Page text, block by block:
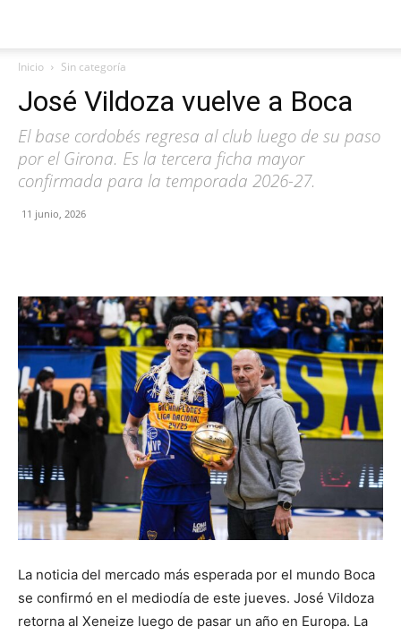
Inicio Sin categoría
José Vildoza vuelve a Boca
El base cordobés regresa al club luego de su paso
por el Girona. Es la tercera ficha mayor
confirmada para la temporada 2026-27.
11 junio, 2026
La noticia del mercado más esperada por el mundo Boca
se confirmó en el mediodía de este jueves. José Vildoza
retorna al Xeneize luego de pasar un año en Europa. La